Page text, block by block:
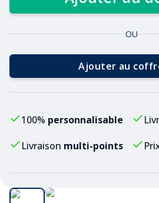
OU
Ajouter au
100% personnalisable
Livraison multi-points